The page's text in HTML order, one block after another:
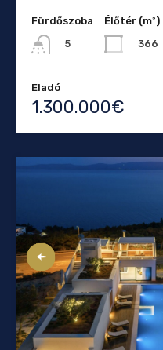
Fürdőszoba
5
Élőtér (m²)
366
Eladó
1.300.000€